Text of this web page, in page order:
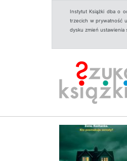
Instytut Książki dba o
trzecich w prywatność
dysku zmień ustawienia